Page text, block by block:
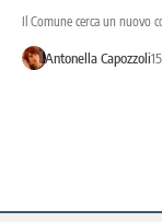
Il Comune cerca un nuovo
Antonella Capozzoli